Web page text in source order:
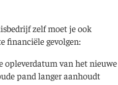
zelf moet je ook
financiële gevolgen:
opleverdatum van het nieuwe
pand langer aanhoudt